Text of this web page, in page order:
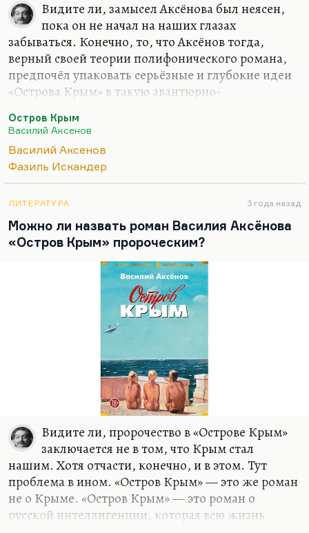
Видите ли, замысел Аксёнова был неясен,
пока он не начал на наших глазах
забываться. Конечно, то, что Аксёнов тогда,
верный своей теории полифонического романа,
предпочёл упаковать серьёзные и глубокие идеи
«Острова Крым» в такую авантюрно-
масскультовую форму — это сослужило роману,
Потому что всё-таки сам по себе «Остров Крым»
— это роман очень серьёзный, роман о том, что
с народом; народ её съест — и она ничего не
изменит. Нужно уметь обосабливаться, нужно
уметь прокапывать проливы и выстраивать
«Проложите, проложите хоть тоннель по дну
Остров Крым
Василий Аксенов
Василий Аксенов
Фазиль Искандер
ЛИТЕРАТУРА 3 года назад
Можно ли назвать роман Василия Аксёнова
«Остров Крым» пророческим?
Видите ли, пророчество в «Острове Крым»
заключается не в том, что Крым стал
нашим. Хотя отчасти, конечно, и в этом. Тут
проблема в ином. «Остров Крым» — это же роман
не о Крыме. «Остров Крым» — это роман о
русской интеллигенции, которая всю жизнь